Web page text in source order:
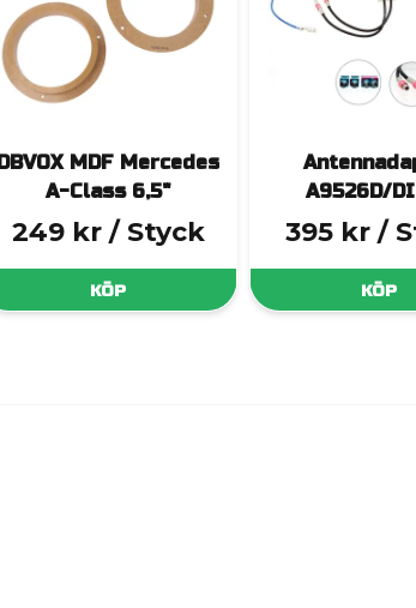
DBVOX MDF Mercedes
A-Class 6,5"
249 kr / Styck
KÖP
A9526D/
395 kr /
KÖP